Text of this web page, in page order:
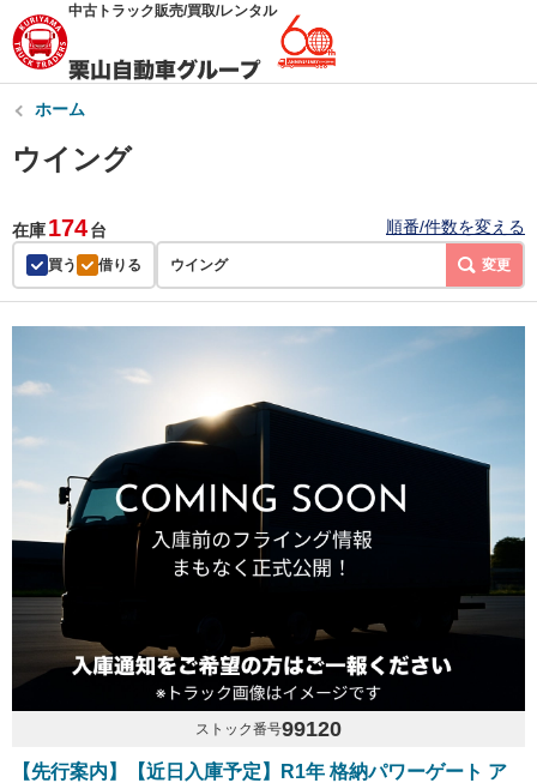
中古トラック販売/買取/レンタル
ホーム
ウイング
在庫174台 順番/件数を変える
買う 借りる ウイング 変更
ストック番号99120
【先行案内】【近日入庫予定】R1年 格納パワーゲート ア